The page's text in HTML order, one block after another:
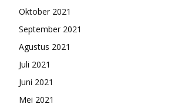
Oktober 2021
September 2021
Agustus 2021
Juli 2021
Juni 2021
Mei 2021